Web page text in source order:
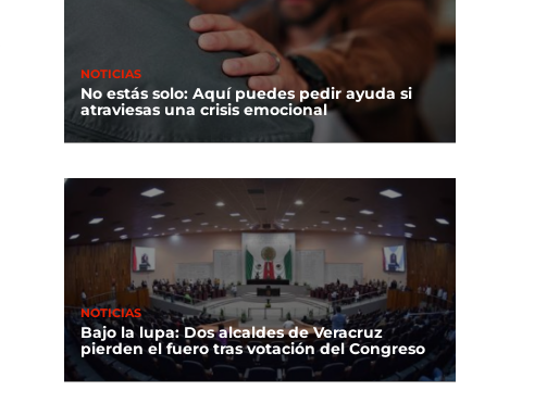
NOTICIAS
No estás solo: Aquí puedes pedir ayuda si
atraviesas una crisis emocional
NOTICIAS
Bajo la lupa: Dos alcaldes de Veracruz
pierden el fuero tras votación del Congreso